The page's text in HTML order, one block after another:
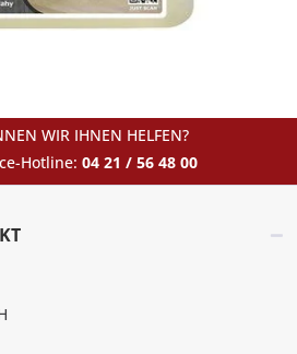
WIR IHNEN HELFEN?
Hotline: 04 21 / 56 48 00